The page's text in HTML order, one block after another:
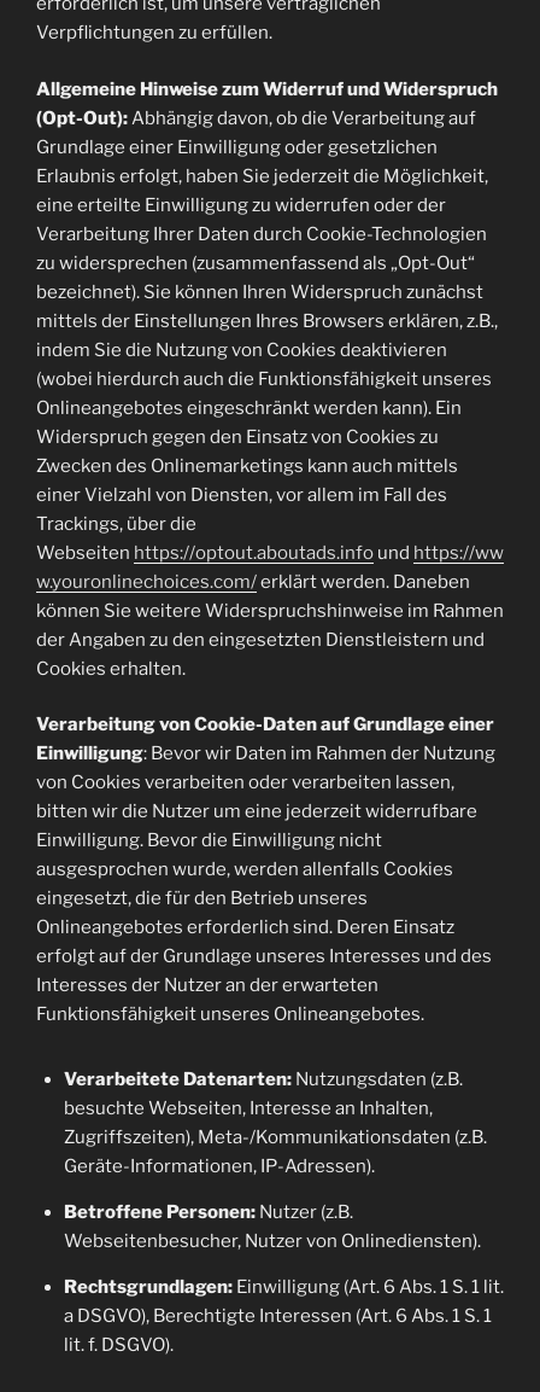
Verpflichtungen zu erfüllen.
Allgemeine Hinweise zum Widerruf und Widerspruch
(Opt-Out): Abhängig davon, ob die Verarbeitung auf
Grundlage einer Einwilligung oder gesetzlichen
Erlaubnis erfolgt, haben Sie jederzeit die Möglichkeit,
eine erteilte Einwilligung zu widerrufen oder der
Verarbeitung Ihrer Daten durch Cookie-Technologien
zu widersprechen (zusammenfassend als „Opt-Out“
bezeichnet). Sie können Ihren Widerspruch zunächst
mittels der Einstellungen Ihres Browsers erklären, z.B.,
indem Sie die Nutzung von Cookies deaktivieren
(wobei hierdurch auch die Funktionsfähigkeit unseres
Onlineangebotes eingeschränkt werden kann). Ein
Widerspruch gegen den Einsatz von Cookies zu
Zwecken des Onlinemarketings kann auch mittels
einer Vielzahl von Diensten, vor allem im Fall des
Trackings, über die
Webseiten https://optout.aboutads.info und https://ww
w.youronlinechoices.com/erklärt werden. Daneben
können Sie weitere Widerspruchshinweise im Rahmen
der Angaben zu den eingesetzten Dienstleistern und
Cookies erhalten.
Verarbeitung von Cookie-Daten auf Grundlage einer
Einwilligung: Bevor wir Daten im Rahmen der Nutzung
von Cookies verarbeiten oder verarbeiten lassen,
bitten wir die Nutzer um eine jederzeit widerrufbare
Einwilligung. Bevor die Einwilligung nicht
ausgesprochen wurde, werden allenfalls Cookies
eingesetzt, die für den Betrieb unseres
Onlineangebotes erforderlich sind. Deren Einsatz
erfolgt auf der Grundlage unseres Interesses und des
Interesses der Nutzer an der erwarteten
Funktionsfähigkeit unseres Onlineangebotes.
Verarbeitete Datenarten:Nutzungsdaten (z.B.
besuchte Webseiten, Interesse an Inhalten,
Zugriffszeiten), Meta-/Kommunikationsdaten (z.B.
Geräte-Informationen, IP-Adressen).
Betroffene Personen:Nutzer (z.B.
Webseitenbesucher, Nutzer von Onlinediensten).
Rechtsgrundlagen:Einwilligung (Art. 6 Abs. 1 S. 1 lit.
a DSGVO), Berechtigte Interessen (Art. 6 Abs. 1 S. 1
lit. f. DSGVO).